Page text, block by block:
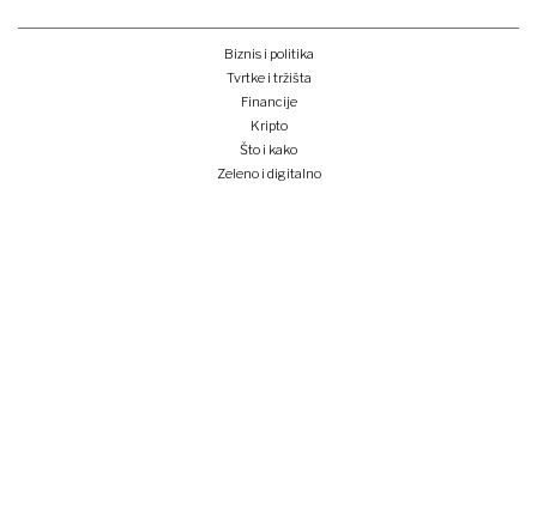
Biznis i politika
Tvrtke i tržišta
Financije
Kripto
Što i kako
Zeleno i digitalno